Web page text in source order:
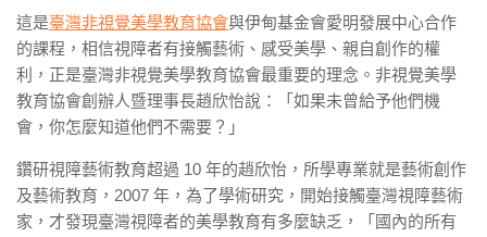
這是臺灣非視覺美學教育協會與伊甸基金會愛明發展中心合作
的課程，相信視障者有接觸藝術、感受美學、親自創作的權
利，正是臺灣非視覺美學教育協會最重要的理念。非視覺美學
教育協會創辦人暨理事長趙欣怡說：「如果未曾給予他們機
會，你怎麼知道他們不需要？」
鑽研視障藝術教育超過 10 年的趙欣怡，所學專業就是藝術創作
及藝術教育，2007 年，為了學術研究，開始接觸臺灣視障藝術
家，才發現臺灣視障者的美學教育有多麼缺乏，「國內的所有